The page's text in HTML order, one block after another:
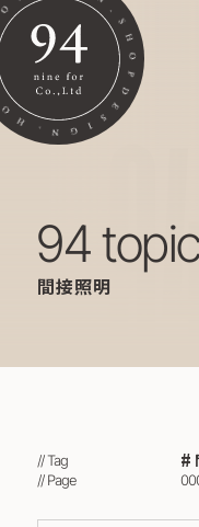
94
間接照明
// Tag
// Page